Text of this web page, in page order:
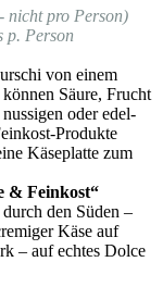
nicht pro Person)
p. Person
von einem
Säure, Frucht
oder edel-
Produkte
Käseplatte zum
& Feinkost“
durch den Süden –
Käse auf
– auf echtes Dolce